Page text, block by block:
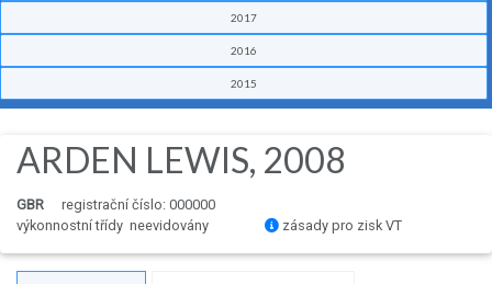
2017
2016
2015
ARDEN LEWIS, 2008
GBR
registrační číslo: 000000
výkonnostní třídy neevidovány
zásady pro zisk VT